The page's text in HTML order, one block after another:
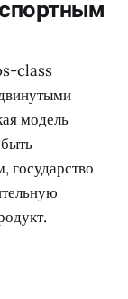
class
модель
государство